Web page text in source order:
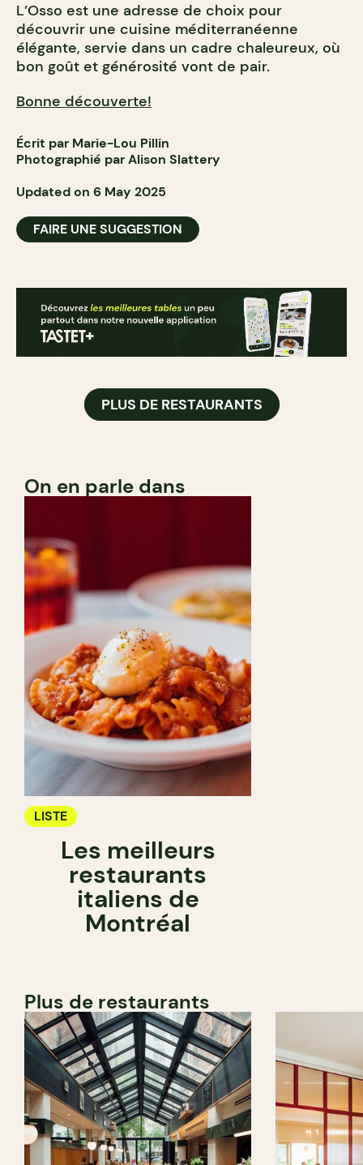
L’Osso est une adresse de choix pour
découvrir une cuisine méditerranéenne
élégante, servie dans un cadre chaleureux, où
bon goût et générosité vont de pair.
Bonne découverte!
Écrit par Marie-Lou Pillin
Photographié par Alison Slattery
Updated on 6 May 2025
FAIRE UNE SUGGESTION
PLUS DE RESTAURANTS
On en parle dans
LISTE
Les meilleurs
restaurants
italiens de
Montréal
Plus de restaurants